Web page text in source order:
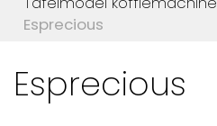
Esprecious
Esprecious